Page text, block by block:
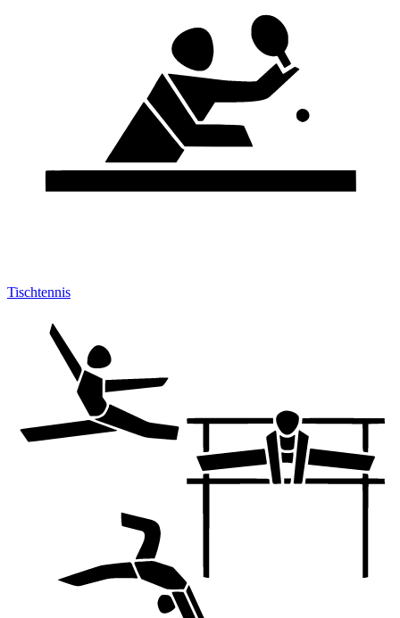
Tischtennis